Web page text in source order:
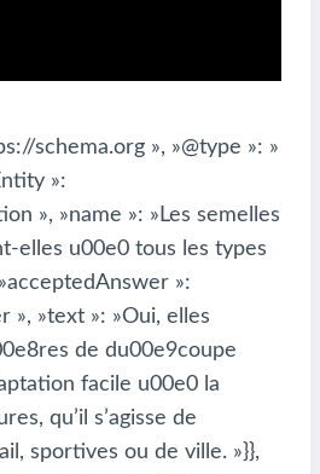
schema.org », »@type »: »
»:
», »name »: »Les semelles
elles u00e0 tous les types
»:
», »text »: »Oui, elles
de du00e9coupe
facile u00e0 la
qu’il s’agisse de
sportives ou de ville. »}},